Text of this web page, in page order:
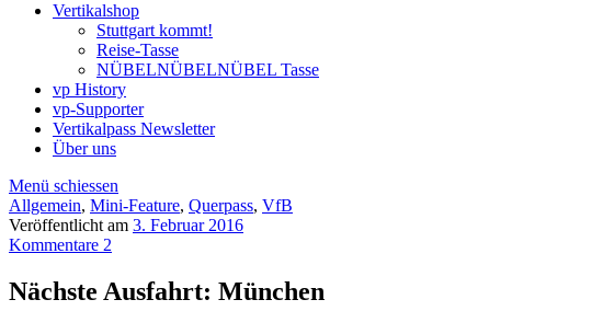
Vertikalshop
Stuttgart kommt!
Reise-Tasse
NÜBELNÜBELNÜBEL Tasse
vp History
vp-Supporter
Vertikalpass Newsletter
Über uns
Menü schiessen
Allgemein, Mini-Feature, Querpass, VfB
Veröffentlicht am 3. Februar 2016
Kommentare 2
Nächste Ausfahrt: München